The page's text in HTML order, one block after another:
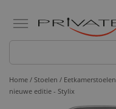
Home / Stoelen / Eetkamerstoelen
nieuwe editie - Stylix